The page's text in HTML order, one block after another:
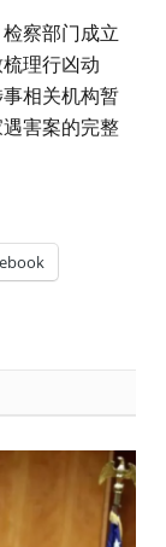
察部门成立
理行凶动
相关机构暂
害案的完整